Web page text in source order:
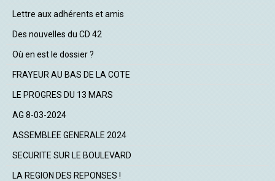
Lettre aux adhérents et amis
Des nouvelles du CD 42
Où en est le dossier ?
FRAYEUR AU BAS DE LA COTE
LE PROGRES DU 13 MARS
AG 8-03-2024
ASSEMBLEE GENERALE 2024
SECURITE SUR LE BOULEVARD
LA REGION DES REPONSES !